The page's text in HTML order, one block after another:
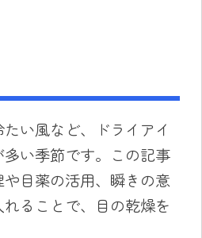
い風など、ドライアイ
い季節です。この記事
目薬の活用、瞬きの意
ることで、目の乾燥を